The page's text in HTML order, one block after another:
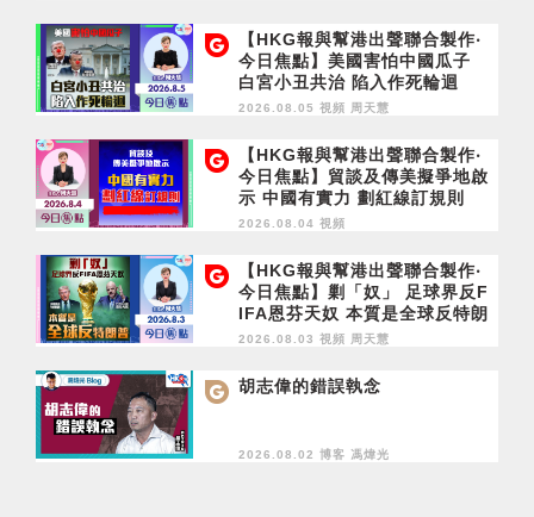
【HKG報與幫港出聲聯合製作‧
今日焦點】美國害怕中國瓜子
白宮小丑共治 陷入作死輪迴
2026.08.05 視頻 周天慧
【HKG報與幫港出聲聯合製作‧
今日焦點】貿談及傳美擬爭地啟
示 中國有實力 劃紅線訂規則
2026.08.04 視頻
【HKG報與幫港出聲聯合製作‧
今日焦點】剿「奴」 足球界反F
IFA恩芬天奴 本質是全球反特朗
普
2026.08.03 視頻 周天慧
胡志偉的錯誤執念
2026.08.02 博客 馮煒光